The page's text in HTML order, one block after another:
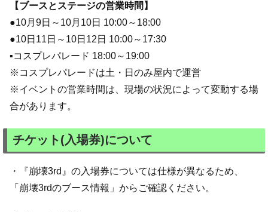
【ブースとステージの営業時間】
●10月9日～10月10日 10:00～18:00
●10日11日～10日12日 10:00～17:30
▪コスプレパレード 18:00～19:00
※コスプレパレードは土・日のみ屋内で運営
※イベントの営業時間は、現場の状況によって変動する場
合があります。
チケット(入場券)について
・『崩壊3rd』の入場券については仕様が異なるため、
「崩壊3rdのブース情報」からご確認ください。